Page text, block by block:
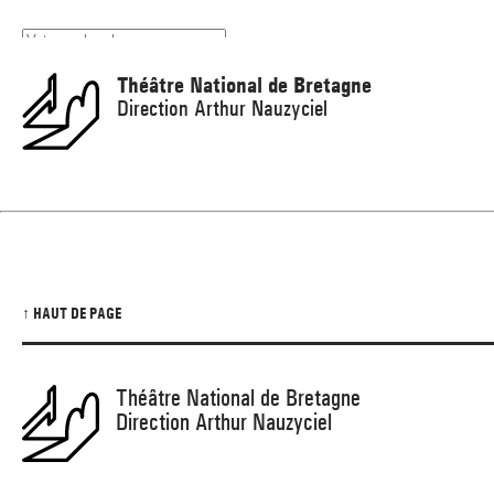
Théâtre National de Bretagne
Direction Arthur Nauzyciel
↑ HAUT DE PAGE
Théâtre National de Bretagne
Direction Arthur Nauzyciel